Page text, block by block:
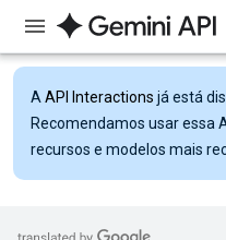
A API Interactions já está
Recomendamos usar essa
recursos e modelos mais